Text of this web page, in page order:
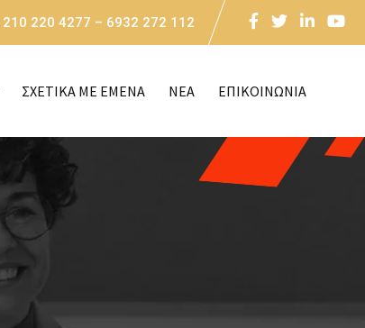
210 220 4277 – 6932 272 112
ΣΧΕΤΙΚΑ ΜΕ ΕΜΕΝΑ NEA ΕΠΙΚΟΙΝΩΝΙΑ